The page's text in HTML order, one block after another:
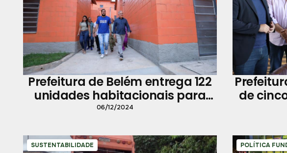
Prefeitura de Belém entrega 122
unidades habitacionais para
moradores da Vila da Barca
06/12/2024
de
Belém
SUSTENTABILIDADE POLÍTICA